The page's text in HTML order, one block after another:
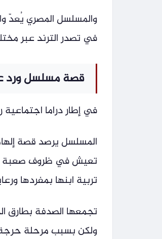
والمسلسل المصري يُعدّ
في تصدر الترند عبر
قصة مسلسل ورد
في إطار دراما
المسلسل يرصد قصة
تعيش في ظروف صعبة
تربية ابنها بمفردها
تجمعها الصدفة بطارق
ولكن بسبب مرحلة